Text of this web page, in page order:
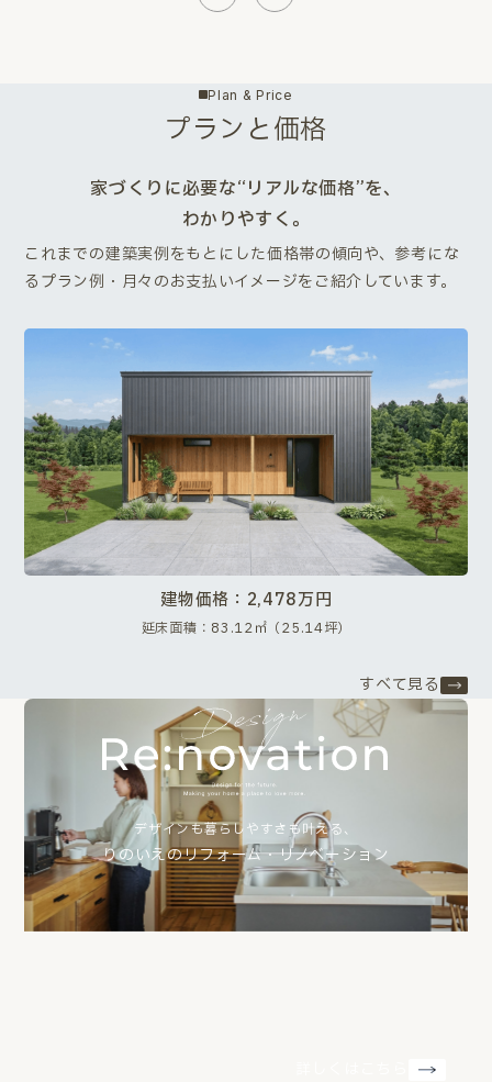
Plan & Price
プランと価格
家づくりに必要な“リアルな価格”を、
わかりやすく。
これまでの建築実例をもとにした価格帯の傾向や、参考にな
るプラン例・月々のお支払いイメージをご紹介しています。
建物価格：2,478万円
延床面積：83.12㎡（25.14坪）
すべて見る
デザインも暮らしやすさも叶える、
りのいえのリフォーム・リノベーション